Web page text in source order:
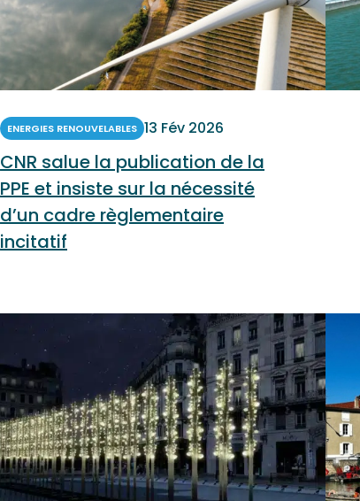
ENERGIES RENOUVELABLES 13 Fév 2026
CNR salue la publication de la
PPE et insiste sur la nécessité
d’un cadre règlementaire
incitatif